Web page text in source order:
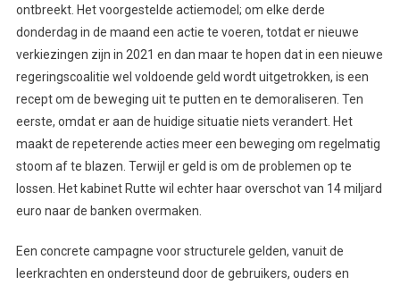
ontbreekt. Het voorgestelde actiemodel; om elke derde
donderdag in de maand een actie te voeren, totdat er nieuwe
verkiezingen zijn in 2021 en dan maar te hopen dat in een nieuwe
regeringscoalitie wel voldoende geld wordt uitgetrokken, is een
recept om de beweging uit te putten en te demoraliseren. Ten
eerste, omdat er aan de huidige situatie niets verandert. Het
maakt de repeterende acties meer een beweging om regelmatig
stoom af te blazen. Terwijl er geld is om de problemen op te
lossen. Het kabinet Rutte wil echter haar overschot van 14 miljard
euro naar de banken overmaken.
Een concrete campagne voor structurele gelden, vanuit de
leerkrachten en ondersteund door de gebruikers, ouders en